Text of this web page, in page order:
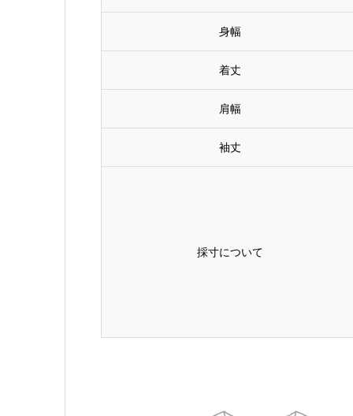
身幅
着丈
肩幅
袖丈
採寸について